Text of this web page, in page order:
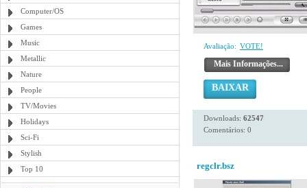
Computer/OS
Games
Music
Metallic
Nature
People
TV/Movies
Holidays
Sci-Fi
Stylish
Top 10
Avaliação: VOTE!
Mais Informações...
BAIXAR
Downloads: 62547
Comentários: 0
regclr.bsz